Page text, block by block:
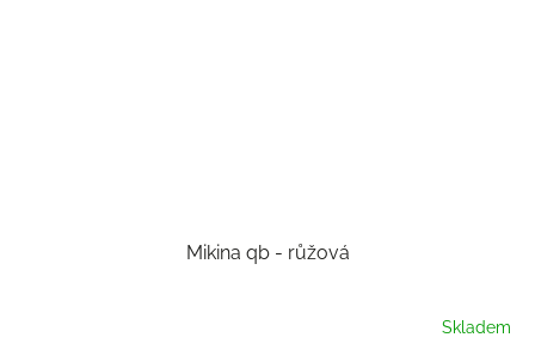
Mikina qb - růžová
Skladem